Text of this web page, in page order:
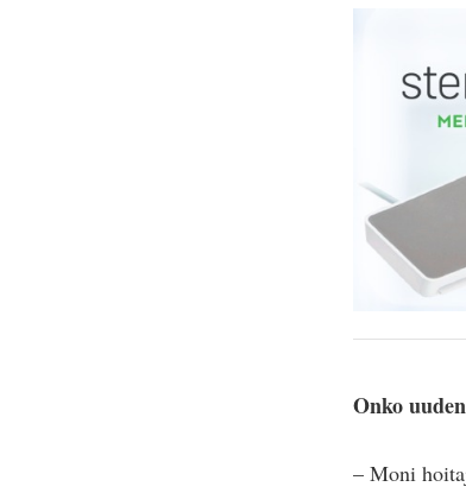
Onko
– Moni